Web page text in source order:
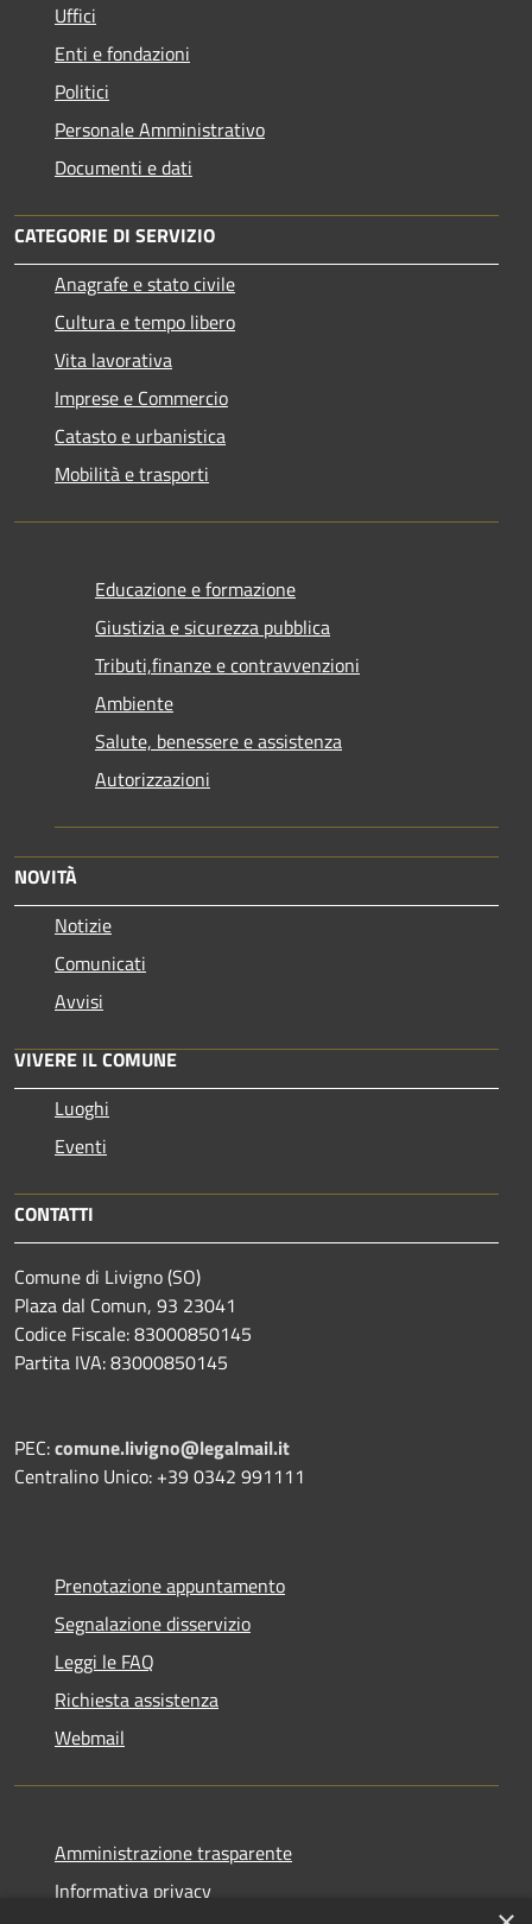
Uffici
Enti e fondazioni
Politici
Personale Amministrativo
Documenti e dati
CATEGORIE DI SERVIZIO
Anagrafe e stato civile
Cultura e tempo libero
Vita lavorativa
Imprese e Commercio
Catasto e urbanistica
Mobilità e trasporti
Educazione e formazione
Giustizia e sicurezza pubblica
Tributi,finanze e contravvenzioni
Ambiente
Salute, benessere e assistenza
Autorizzazioni
NOVITÀ
Notizie
Comunicati
Avvisi
VIVERE IL COMUNE
Luoghi
Eventi
CONTATTI
Comune di Livigno (SO)
Plaza dal Comun, 93 23041
Codice Fiscale: 83000850145
Partita IVA: 83000850145
PEC:comune.livigno@legalmail.it
Centralino Unico: +39 0342 991111
Prenotazione appuntamento
Segnalazione disservizio
Leggi le FAQ
Richiesta assistenza
Webmail
Amministrazione trasparente
Informativa privacy